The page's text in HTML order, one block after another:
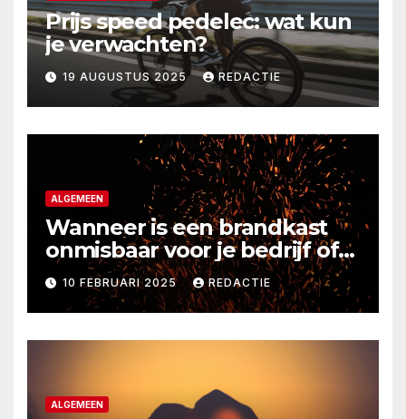
Prijs speed pedelec: wat kun
je verwachten?
19 AUGUSTUS 2025 REDACTIE
ALGEMEEN
Wanneer is een brandkast
onmisbaar voor je bedrijf of
thuis?
10 FEBRUARI 2025 REDACTIE
ALGEMEEN